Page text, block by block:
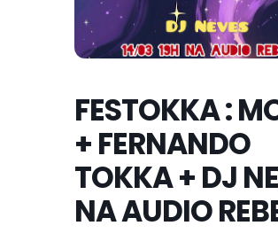
FESTOKKA :
+ FERNANDO
TOKKA + DJ
NA AUDIO